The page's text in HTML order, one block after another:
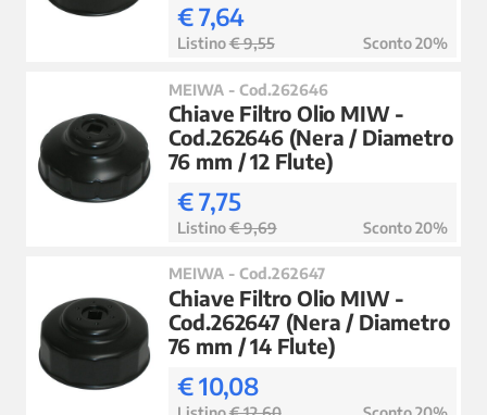
€ 7,64
Listino€ 9,55 Sconto 20%
MEIWA - Cod.262646
Chiave Filtro Olio MIW -
Cod.262646 (Nera / Diametro
76 mm / 12 Flute)
€ 7,75
Listino€ 9,69 Sconto 20%
MEIWA - Cod.262647
Chiave Filtro Olio MIW -
Cod.262647 (Nera / Diametro
76 mm / 14 Flute)
€ 10,08